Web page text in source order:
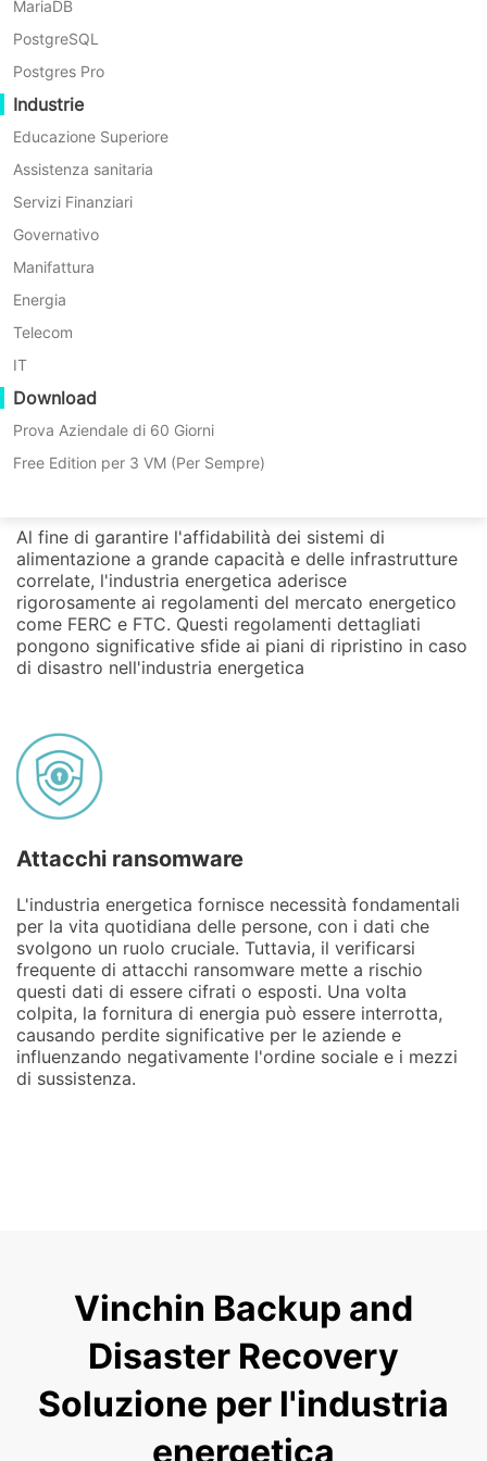
MariaDB
PostgreSQL
Postgres Pro
Industrie
Educazione Superiore
Assistenza sanitaria
Servizi Finanziari
Governativo
Manifattura
Energia
Telecom
IT
Download
Prova Aziendale di 60 Giorni
Free Edition per 3 VM (Per Sempre)
Dati Massivi
Con la profonda integrazione delle nuove tecnologie
intelligenti e del business energetico, l'industria
energetica sta diventando sempre più dipendente dalla
digitalizzazione e dalle tecnologie intelligenti,
portando a una continua crescita della quantità di dati
e alla diversificazione delle fonti
Al fine di garantire l'affidabilità dei sistemi di
alimentazione a grande capacità e delle infrastrutture
correlate, l'industria energetica aderisce
rigorosamente ai regolamenti del mercato energetico
come FERC e FTC. Questi regolamenti dettagliati
pongono significative sfide ai piani di ripristino in caso
di disastro nell'industria energetica
Attacchi ransomware
L'industria energetica fornisce necessità fondamentali
per la vita quotidiana delle persone, con i dati che
svolgono un ruolo cruciale. Tuttavia, il verificarsi
frequente di attacchi ransomware mette a rischio
questi dati di essere cifrati o esposti. Una volta
colpita, la fornitura di energia può essere interrotta,
causando perdite significative per le aziende e
influenzando negativamente l'ordine sociale e i mezzi
di sussistenza.
Vinchin Backup and
Disaster Recovery
Soluzione per l'industria
energetica